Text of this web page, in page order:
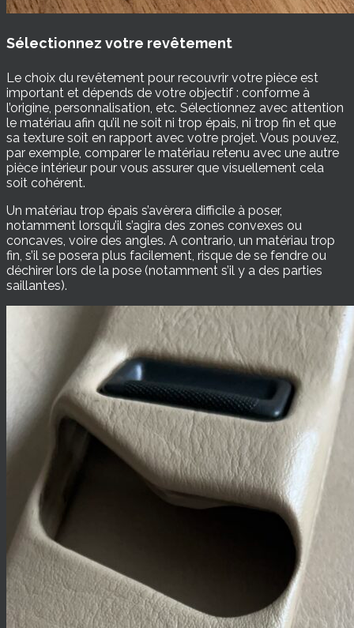
Sélectionnez votre revêtement
Le choix du revêtement pour recouvrir votre pièce est
important et dépends de votre objectif : conforme à
l’origine, personnalisation, etc. Sélectionnez avec attention
le matériau afin qu’il ne soit ni trop épais, ni trop fin et que
sa texture soit en rapport avec votre projet. Vous pouvez,
par exemple, comparer le matériau retenu avec une autre
pièce intérieur pour vous assurer que visuellement cela
soit cohérent.
Un matériau trop épais s’avèrera difficile à poser,
notamment lorsqu’il s’agira des zones convexes ou
concaves, voire des angles. A contrario, un matériau trop
fin, s’il se posera plus facilement, risque de se fendre ou
déchirer lors de la pose (notamment s’il y a des parties
saillantes).